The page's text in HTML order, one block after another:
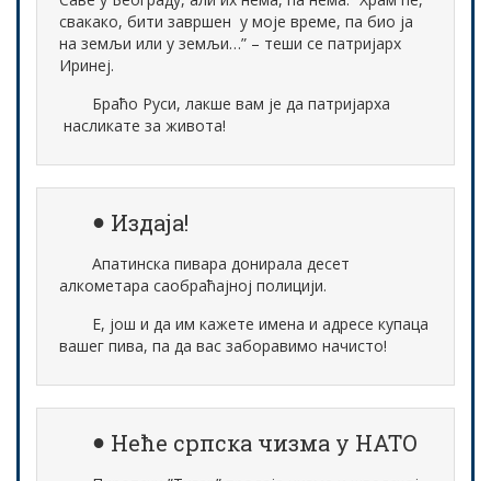
свакако, бити завршен у моје време, па био ја
на земљи или у земљи…” – теши се патријарх
Иринеј.
Браћо Руси, лакше вам је да патријарха
насликате за живота!
Издаја!
Апатинска пивара донирала десет
алкометара саобраћајној полицији.
Е, још и да им кажете имена и адресе купаца
вашег пива, па да вас заборавимо начисто!
Неће српска чизма у НАТО